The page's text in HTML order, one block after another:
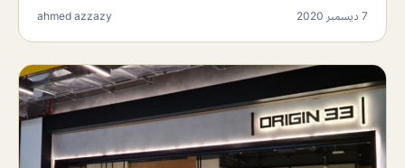
7 ديسمبر 2020 ahmed azzazy